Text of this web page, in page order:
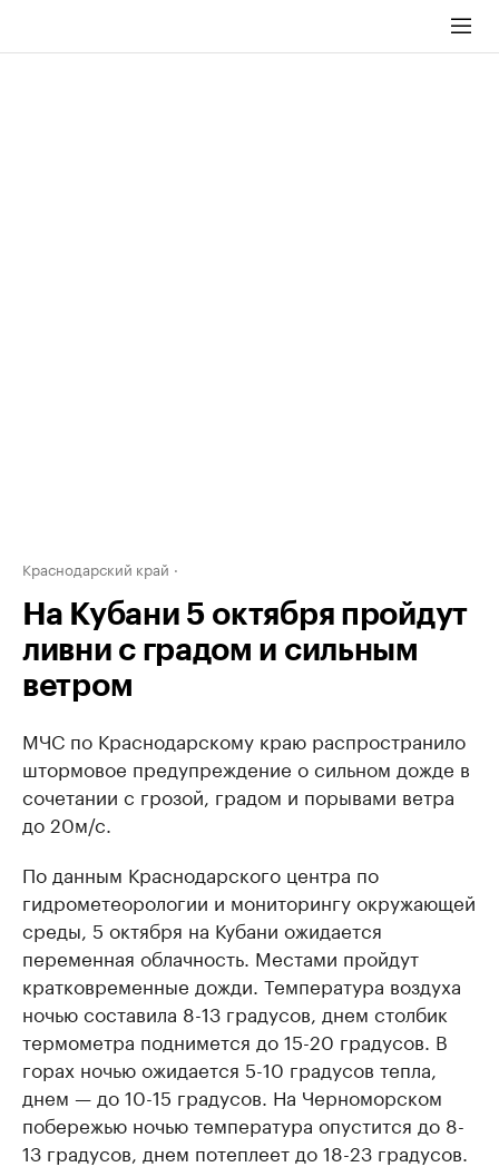
Краснодарский край
На Кубани 5 октября пройдут
ливни с градом и сильным
ветром
МЧС по Краснодарскому краю распространило
штормовое предупреждение о сильном дожде в
сочетании с грозой, градом и порывами ветра
до 20м/с.
По данным Краснодарского центра по
гидрометеорологии и мониторингу окружающей
среды, 5 октября на Кубани ожидается
переменная облачность. Местами пройдут
кратковременные дожди. Температура воздуха
ночью составила 8-13 градусов, днем столбик
термометра поднимется до 15-20 градусов. В
горах ночью ожидается 5-10 градусов тепла,
днем — до 10-15 градусов. На Черноморском
побережью ночью температура опустится до 8-
13 градусов, днем потеплеет до 18-23 градусов.